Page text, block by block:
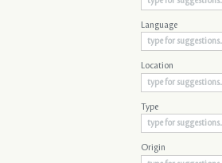
Language
Location
Type
Origin